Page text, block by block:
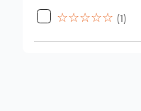
☆☆☆☆☆ (1)